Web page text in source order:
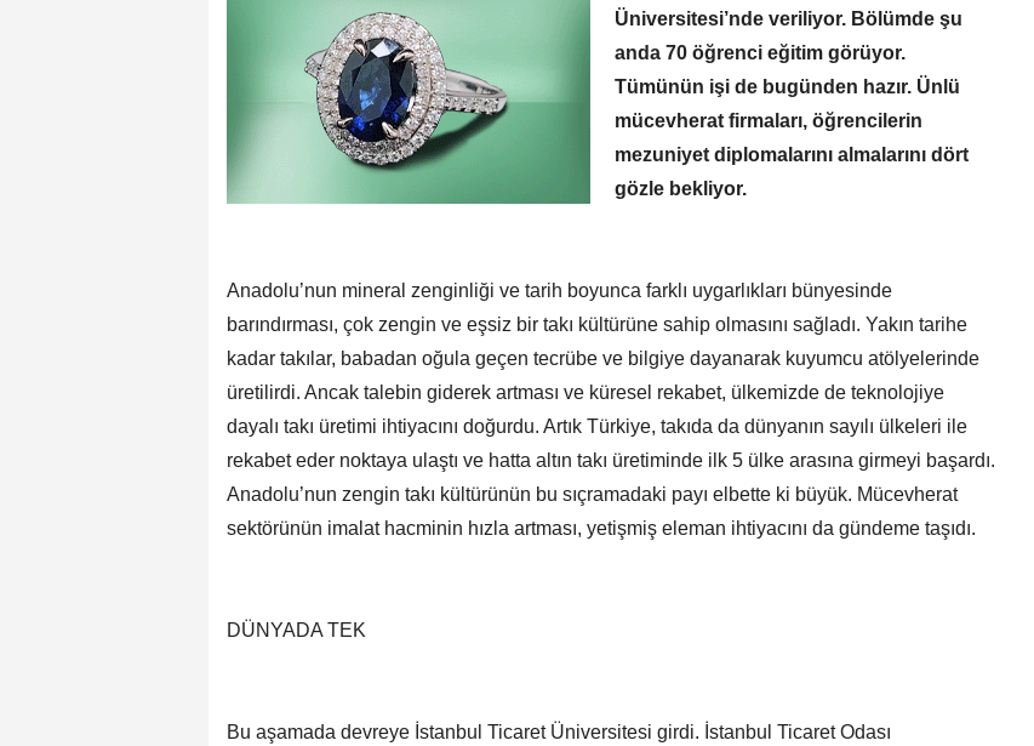
Üniversitesi’nde veriliyor. Bölümde şu
anda 70 öğrenci eğitim görüyor.
Tümünün işi de bugünden hazır. Ünlü
mücevherat firmaları, öğrencilerin
mezuniyet diplomalarını almalarını dört
gözle bekliyor.
Anadolu’nun mineral zenginliği ve tarih boyunca farklı uygarlıkları bünyesinde
barındırması, çok zengin ve eşsiz bir takı kültürüne sahip olmasını sağladı. Yakın tarihe
kadar takılar, babadan oğula geçen tecrübe ve bilgiye dayanarak kuyumcu atölyelerinde
üretilirdi. Ancak talebin giderek artması ve küresel rekabet, ülkemizde de teknolojiye
dayalı takı üretimi ihtiyacını doğurdu. Artık Türkiye, takıda da dünyanın sayılı ülkeleri ile
rekabet eder noktaya ulaştı ve hatta altın takı üretiminde ilk 5 ülke arasına girmeyi başardı.
Anadolu’nun zengin takı kültürünün bu sıçramadaki payı elbette ki büyük. Mücevherat
sektörünün imalat hacminin hızla artması, yetişmiş eleman ihtiyacını da gündeme taşıdı.
DÜNYADA TEK
Bu aşamada devreye İstanbul Ticaret Üniversitesi girdi. İstanbul Ticaret Odası